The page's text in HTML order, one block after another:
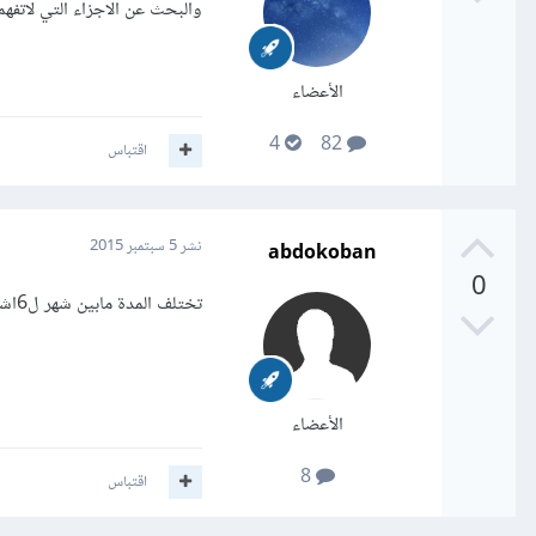
الأعضاء
82
4
والبحث عن الاجزاء التي
اقتباس
0
abdokoban
الأعضاء
8
نشر5 سبتمبر 2015
تختلف المدة مابين شهر ل6اشهر لاحتراف لغة واحدة ولكن عليك ان تجتهد وتشاهد كورسات وتتعب قليلا
اقتباس